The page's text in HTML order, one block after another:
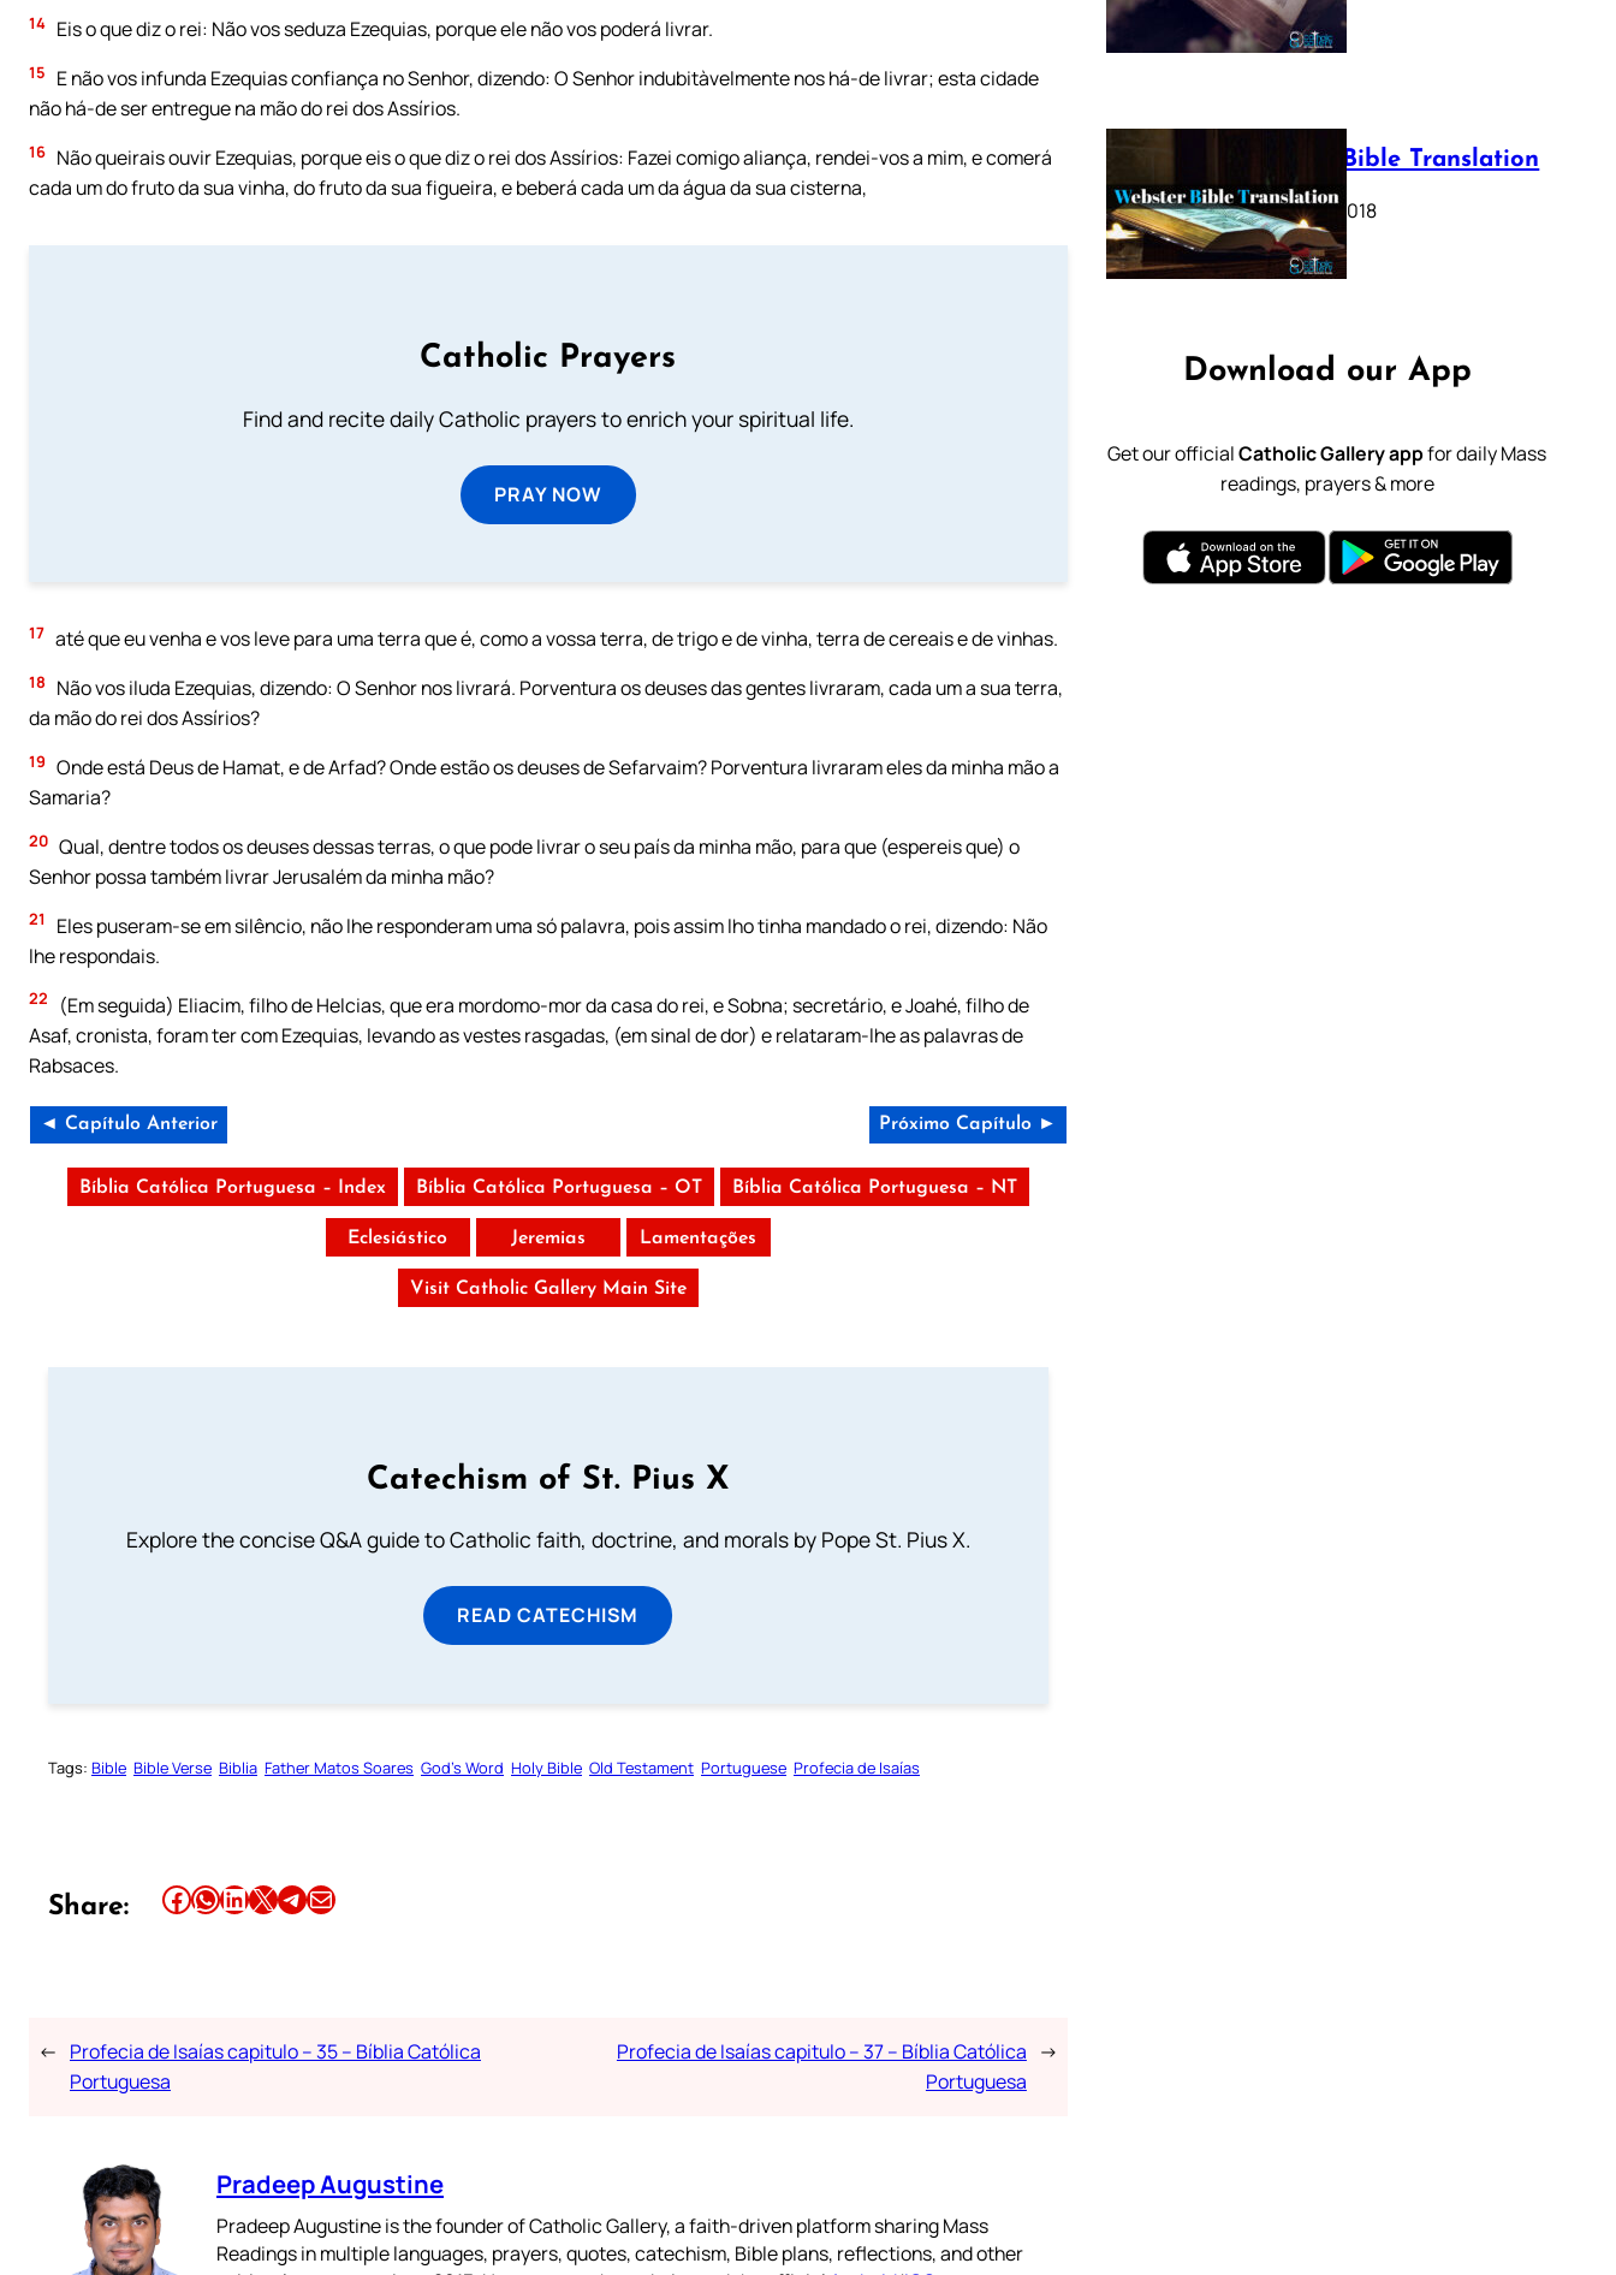
14 Eis o que diz o rei: Não vos seduza Ezequias, porque ele não vos poderá livrar.
15
E não vos infunda Ezequias confiança no Senhor, dizendo: O Senhor indubitàvelmente nos há-de livrar; esta cidade
não há-de ser entregue na mão do rei dos Assírios.
16 Não queirais ouvir Ezequias, porque eis o que diz o rei dos Assírios: Fazei comigo aliança, rendei-vos a mim, e comerá
cada um do fruto da sua vinha, do fruto da sua figueira, e beberá cada um da água da sua cisterna,
Catholic Prayers
Find and recite daily Catholic prayers to enrich your spiritual life.
PRAY NOW
17 até que eu venha e vos leve para uma terra que é, como a vossa terra, de trigo e de vinha, terra de cereais e de vinhas.
18
Não vos iluda Ezequias, dizendo: O Senhor nos livrará. Porventura os deuses das gentes livraram, cada um a sua terra,
da mão do rei dos Assírios?
19 Onde está Deus de Hamat, e de Arfad? Onde estão os deuses de Sefarvaim? Porventura livraram eles da minha mão a
Samaria?
20 Qual, dentre todos os deuses dessas terras, o que pode livrar o seu país da minha mão, para que (espereis que) o
Senhor possa também livrar Jerusalém da minha mão?
21
Eles puseram-se em silêncio, não lhe responderam uma só palavra, pois assim lho tinha mandado o rei, dizendo: Não
lhe respondais.
22
(Em seguida) Eliacim, filho de Helcias, que era mordomo-mor da casa do rei, e Sobna; secretário, e Joahé, filho de
Asaf, cronista, foram ter com Ezequias, levando as vestes rasgadas, (em sinal de dor) e relataram-lhe as palavras de
Rabsaces.
◄ Capítulo Anterior Próximo Capítulo ►
Bíblia Católica Portuguesa – Index Bíblia Católica Portuguesa – OT Bíblia Católica Portuguesa – NT
Eclesiástico Jeremias Lamentações
Visit Catholic Gallery Main Site
Catechism of St. Pius X
Explore the concise Q&A guide to Catholic faith, doctrine, and morals by Pope St. Pius X.
READ CATECHISM
Tags: Bible Bible Verse Biblia Father Matos Soares God’s Word Holy Bible Old Testament Portuguese Profecia de Isaías
Share: Share this article on Facebook Share this article on WhatsApp Share this article on LinkedIn Share this article on X Share this article on TelegramEmail this Article
← Profecia de Isaías capitulo – 35 – Bíblia Católica
Portuguesa
Profecia de Isaías capitulo – 37 – Bíblia Católica
Portuguesa
→
Pradeep Augustine
Pradeep Augustine is the founder of Catholic Gallery, a faith-driven platform sharing Mass
Readings in multiple languages, prayers, quotes, catechism, Bible plans, reflections, and other
Webster Bible Translation
October 11, 2018
Download our App
Get our officialCatholic Gallery appfor daily Mass
readings, prayers & more